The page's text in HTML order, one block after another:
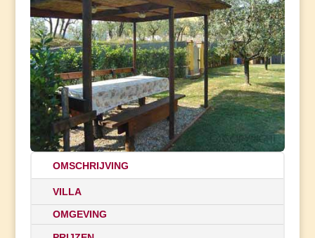
OMSCHRIJVING
VILLA
OMGEVING